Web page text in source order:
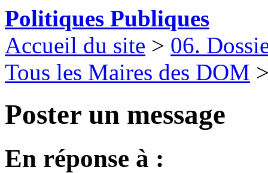
Politiques Publiques
Accueil du site > 06.
Tous les Maires des DOM
Poster un message
En réponse à :